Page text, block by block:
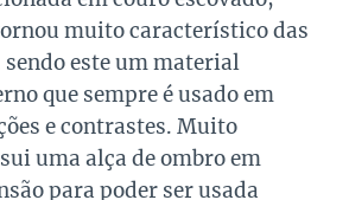
muito característico das
sendo este um material
que sempre é usado em
e contrastes. Muito
uma alça de ombro em
para poder ser usada